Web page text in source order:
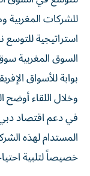
للشركات المغربية
استراتيجية
السوق المغربية
بوابة للأسواق
وخلال اللقاء أوضح
في دعم اقتصاد
المستدام لهذه
خصيصاً لتلبية